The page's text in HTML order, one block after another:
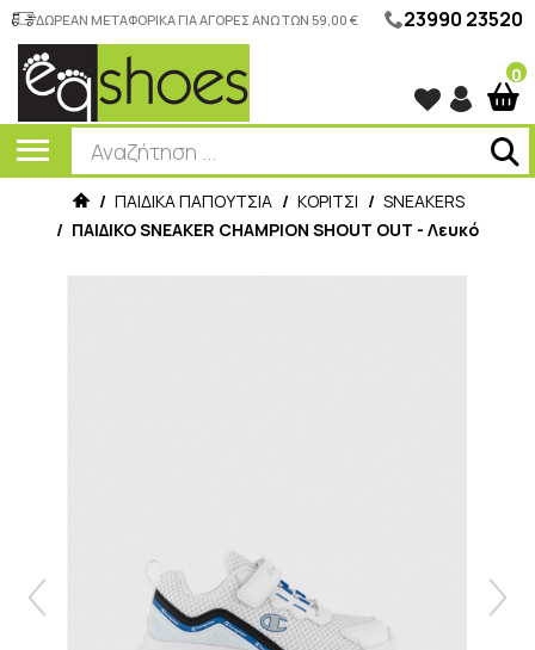
ΔΩΡΕΑΝ ΜΕΤΑΦΟΡΙΚΑ ΓΙΑ ΑΓΟΡΕΣ ΑΝΩ ΤΩΝ 59,00 € 23990 23520
0
/ ΠΑΙΔΙΚΑ ΠΑΠΟΥΤΣΙΑ / ΚΟΡΙΤΣΙ / SNEAKERS
/ ΠΑΙΔΙΚΟ SNEAKER CHAMPION SHOUT OUT - Λευκό